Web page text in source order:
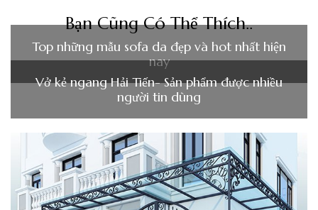
Bạn Cũng Có Thể Thích..
Top những mẫu sofa da đẹp và hot nhất hiện
nay
Vở kẻ ngang Hải Tiến- Sản phẩm được nhiều
người tin dùng